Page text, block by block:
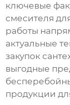
ключевые
смесителя
работы
актуальные
закупок
выгодные
продукции